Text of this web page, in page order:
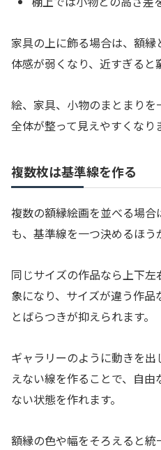
家具の上に飾る場合は、額
体感が弱くなり、近すぎると
絵、家具、小物のまとまり
全体が整って見えやすくなり
複数枚は基準線を作る
複数の額縁絵画を並べる場
も、基準線を一つ決めるほう
同じサイズの作品なら上下
象になり、サイズが違う作
とばらつきが抑えられます。
ギャラリーのように動きを
えない線を作ることで、自
ない状態を作れます。
額縁の色や幅をそろえると